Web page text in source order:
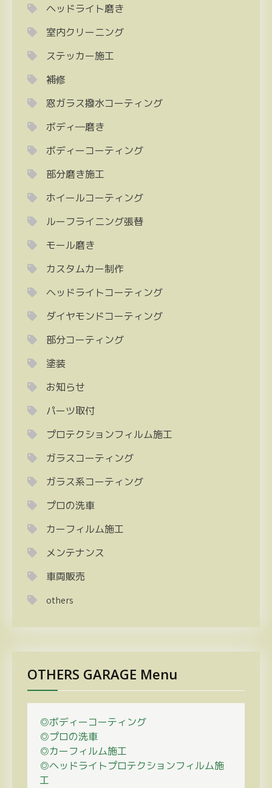
ヘッドライト磨き
室内クリーニング
ステッカー施工
補修
窓ガラス撥水コーティング
ボディ―磨き
ボディーコーティング
部分磨き施工
ホイールコーティング
ルーフライニング張替
モール磨き
カスタムカー制作
ヘッドライトコーティング
ダイヤモンドコーティング
部分コーティング
塗装
お知らせ
パーツ取付
プロテクションフィルム施工
ガラスコーティング
ガラス系コーティング
プロの洗車
カーフィルム施工
メンテナンス
車両販売
others
OTHERS GARAGE Menu
◎ボディーコーティング
◎プロの洗車
◎カーフィルム施工
◎ヘッドライトプロテクションフィルム施
工